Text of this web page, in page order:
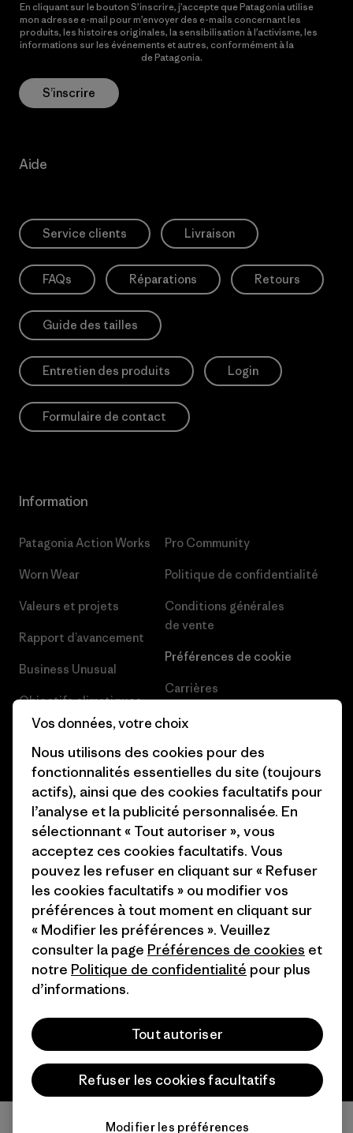
En cliquant sur le bouton S’inscrire, j’accepte que Patagonia utilise
mon adresse e-mail pour m’envoyer des e-mails concernant les
produits, les histoires originales, la sensibilisation à l’activisme, les
informations sur les événements et autres, conformément à la
de Patagonia.
S’inscrire
Aide
Service clients Livraison
FAQs Réparations Retours
Guide des tailles
Entretien des produits Login
Formulaire de contact
Information
Patagonia Action Works
Worn Wear
Valeurs et projets
Rapport d’avancement
Business Unusual
Objectifs climatiques
1% For The Planet
Comment nous finançons
Cartes cadeaux
Nos magasins
Pro Community
Politique de confidentialité
Conditions générales
de vente
Préférences de cookie
Carrières
Presse et media
Industry program
Programme d’affiliation
Patagonia France Plan du site
© 2026 Patagonia, Inc. All Rights Reserved.
français
Vos données, votre choix
Nous utilisons des cookies pour des
fonctionnalités essentielles du site (toujours
actifs), ainsi que des cookies facultatifs pour
l’analyse et la publicité personnalisée. En
sélectionnant « Tout autoriser », vous
acceptez ces cookies facultatifs. Vous
pouvez les refuser en cliquant sur « Refuser
les cookies facultatifs » ou modifier vos
préférences à tout moment en cliquant sur
« Modifier les préférences ». Veuillez
consulter la page Préférences de cookies et
notre Politique de confidentialité pour plus
d’informations.
Tout autoriser
Refuser les cookies facultatifs
Modifier les préférences